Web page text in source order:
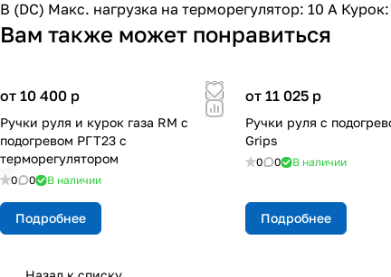
В (DC) Макс. нагрузка на терморегулятор: 10 А
Вам также может понравиться
от 10 400 p
Ручки руля и курок газа RM с
подогревом РГТ23 с
терморегулятором
0 0 В наличии
Подробнее
от 11 025 p
Ручки руля с
Grips
0 0 В наличии
Подробнее